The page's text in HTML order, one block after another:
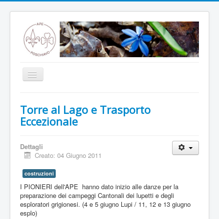
Toggle
Notizie
Programma
Capanna
ENO
Torre al Lago e Trasporto
Eccezionale
Dettagli
Creato: 04 Giugno 2011
costruzioni
I PIONIERI dell'APE hanno dato inizio alle danze per la
preparazione dei campeggi Cantonali dei lupetti e degli
esploratori grigionesi. (4 e 5 giugno Lupi / 11, 12 e 13 giugno
esplo)